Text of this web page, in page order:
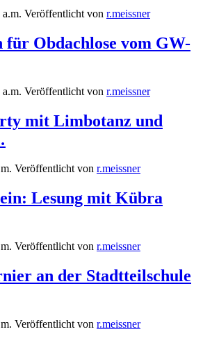
Veröffentlicht von r.meissner
für Obdachlose vom GW-
Veröffentlicht von r.meissner
mit Limbotanz und
Veröffentlicht von r.meissner
Lesung mit Kübra
Veröffentlicht von r.meissner
an der Stadtteilschule
Veröffentlicht von r.meissner